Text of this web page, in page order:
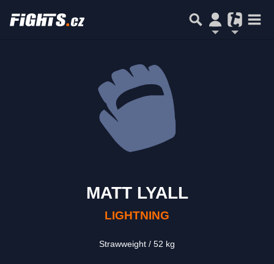
MATT LYALL
LIGHTNING
Strawweight 52 kg